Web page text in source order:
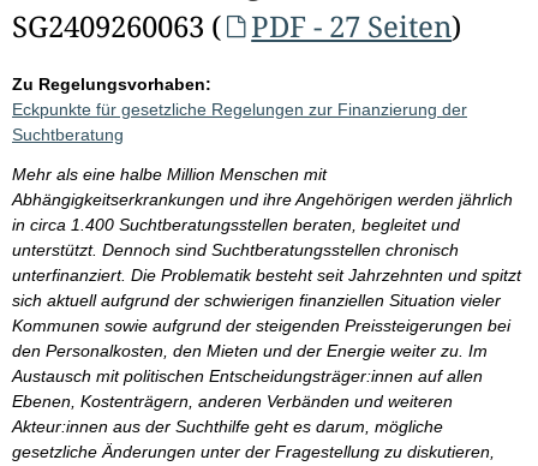
SG2409260063 (
PDF - 27 Seiten)
Zu Regelungsvorhaben:
Eckpunkte für gesetzliche Regelungen zur Finanzierung der
Suchtberatung
Mehr als eine halbe Million Menschen mit
Abhängigkeitserkrankungen und ihre Angehörigen werden jährlich
in circa 1.400 Suchtberatungsstellen beraten, begleitet und
unterstützt. Dennoch sind Suchtberatungsstellen chronisch
unterfinanziert. Die Problematik besteht seit Jahrzehnten und spitzt
sich aktuell aufgrund der schwierigen finanziellen Situation vieler
Kommunen sowie aufgrund der steigenden Preissteigerungen bei
den Personalkosten, den Mieten und der Energie weiter zu. Im
Austausch mit politischen Entscheidungsträger:innen auf allen
Ebenen, Kostenträgern, anderen Verbänden und weiteren
Akteur:innen aus der Suchthilfe geht es darum, mögliche
gesetzliche Änderungen unter der Fragestellung zu diskutieren,